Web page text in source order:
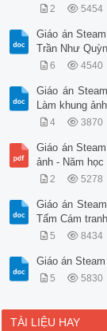
2 5454
Giáo án
Trần Như
6 4540
Giáo án
Làm khung ảnh
4 3870
Giáo án
ảnh - Năm
2 5278
Giáo án
Tấm Cám
5 8434
Giáo án
5 5830
TÀI LIỆU HAY